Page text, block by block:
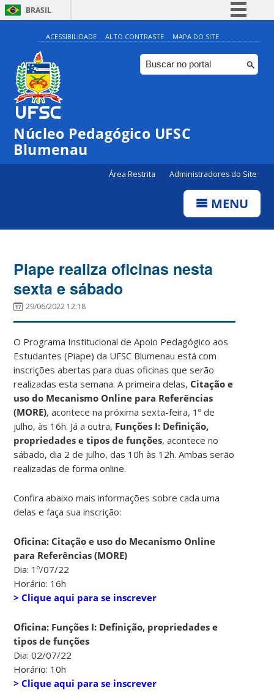
BRASIL
Simplifique!
Comunica BR
Participe
Canais
ACESSIBILIDADE ALTO CONTRASTE MAPA DO SITE
Núcleo Pedagógico UFSC
Blumenau
Área Restrita Administradores do Site
MENU
Piape realiza oficinas nesta
sexta e sábado
29/06/2022 12:18
O Programa Institucional de Apoio Pedagógico aos
Estudantes (Piape) da UFSC Blumenau está com
inscrições abertas para duas oficinas que serão
realizadas esta semana. A primeira delas, Citação e
uso do Mecanismo Online para Referências
(MORE), acontece na próxima sexta-feira, 1º de
julho, às 16h. Já a outra, Funções I: Definição,
propriedades e tipos de funções, acontece no
sábado, dia 2 de julho, das 10h às 12h. Ambas serão
realizadas de forma online.
Confira abaixo mais informações sobre cada uma
delas e faça sua inscrição:
Oficina: Citação e uso do Mecanismo Online
para Referências (MORE)
Dia: 1º/07/22
Horário: 16h
> Clique aqui para se inscrever
Oficina: Funções I: Definição, propriedades e
tipos de funções
Dia: 02/07/22
Horário: 10h
> Clique aqui para se inscrever